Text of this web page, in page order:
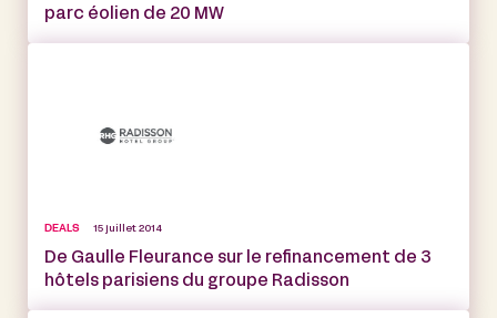
parc éolien de 20 MW
DEALS 15 juillet 2014
De Gaulle Fleurance sur le refinancement de 3
hôtels parisiens du groupe Radisson